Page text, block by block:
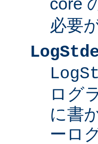
必要
ログ
に書
ーロ